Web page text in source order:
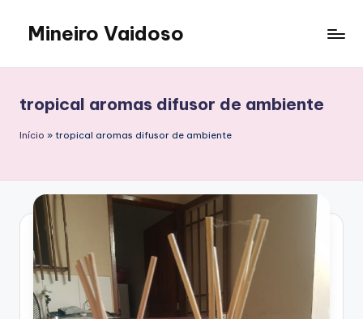
content
Mineiro Vaidoso
Autocuidado
e
Resenhas
tropical aromas difusor de ambiente
Início » tropical aromas difusor de ambiente